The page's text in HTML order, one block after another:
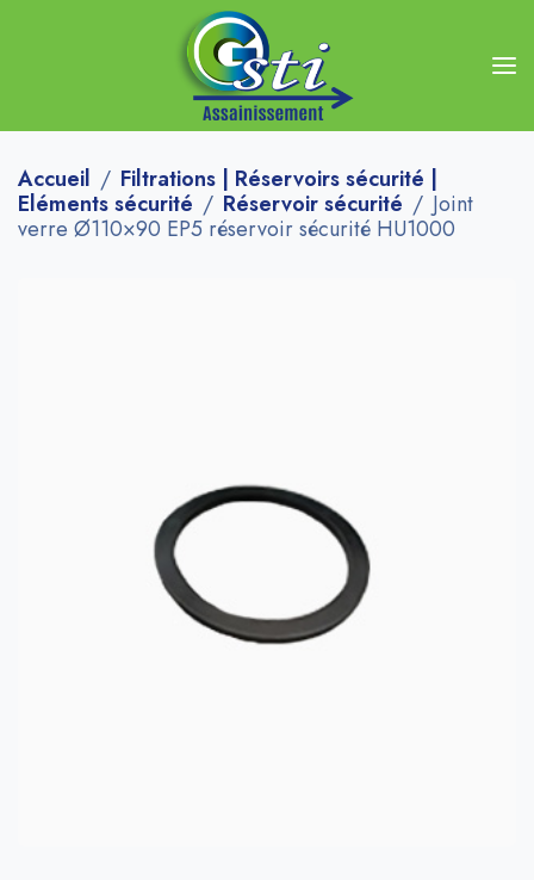
Accueil
Filtrations | Réservoirs sécurité |
Eléments sécurité
Réservoir sécurité
Joint
verre Ø110×90 EP5 réservoir sécurité HU1000